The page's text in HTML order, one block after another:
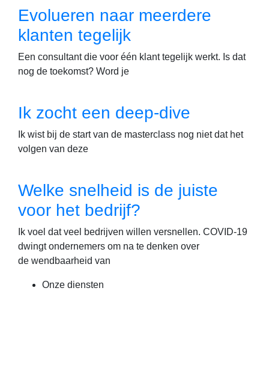
Evolueren naar meerdere
klanten tegelijk
Een consultant die voor één klant tegelijk werkt. Is dat
nog de toekomst? Word je
Ik zocht een deep-dive
Ik wist bij de start van de masterclass nog niet dat het
volgen van deze
Welke snelheid is de juiste
voor het bedrijf?
Ik voel dat veel bedrijven willen versnellen. COVID-19
dwingt ondernemers om na te denken over
de wendbaarheid van
Onze diensten